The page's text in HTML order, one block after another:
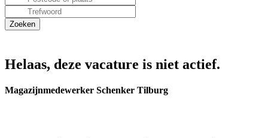
Helaas, deze vacature is niet actief.
Magazijnmedewerker Schenker Tilburg